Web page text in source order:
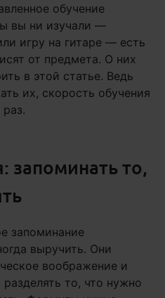
обучение
вы ни изучали —
игру на гитаре — есть
от предмета. О них
в этой статье. Ведь
их, скорость обучения
запоминать то,
запоминание
выручить. Они
воображение и
то, что нужно